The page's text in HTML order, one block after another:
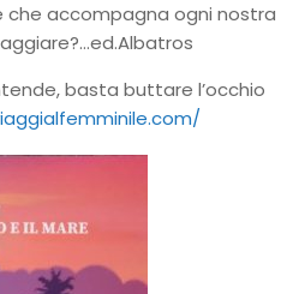
accompagna ogni nostra
basta buttare l’occhio